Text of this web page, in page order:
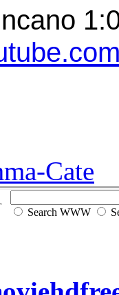
Cate
Search WWW